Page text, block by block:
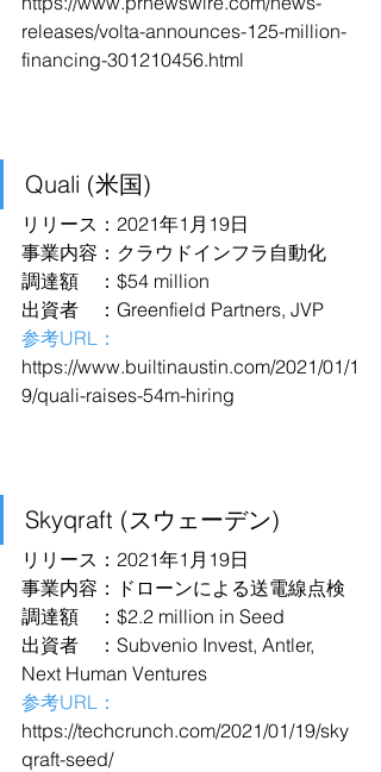
releases/volta-announces-125-million-
financing-301210456.html
Quali (米国)
リリース：2021年1月19日
事業内容：クラウドインフラ自動化
調達額　：$54 million
出資者　：Greenfield Partners, JVP
参考URL：
https://www.builtinaustin.com/2021/01/1
9/quali-raises-54m-hiring
Skyqraft (スウェーデン)
リリース：2021年1月19日
事業内容：ドローンによる送電線点検
調達額　：$2.2 million in Seed
出資者　：Subvenio Invest, Antler,
Next Human Ventures
参考URL：
https://techcrunch.com/2021/01/19/sky
qraft-seed/